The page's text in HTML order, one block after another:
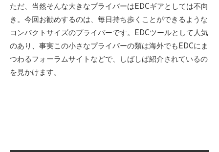
ただ、当然そんな大きなプライバーはEDCギアとしては不向
き。今回お勧めするのは、毎日持ち歩くことができるような
コンパクトサイズのプライバーです。EDCツールとして人気
のあり、事実この小さなプライバーの類は海外でもEDCにま
つわるフォーラムサイトなどで、しばしば紹介されているの
を見かけます。